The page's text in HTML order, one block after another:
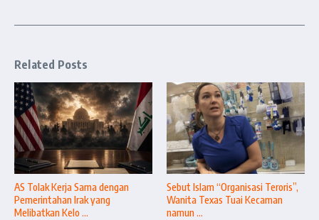
Related Posts
AS Tolak Kerja Sama dengan
Pemerintahan Irak yang
Melibatkan Kelo ...
Sebut Islam “Organisasi Teroris”,
Wanita Texas Tuai Kecaman
namun ...